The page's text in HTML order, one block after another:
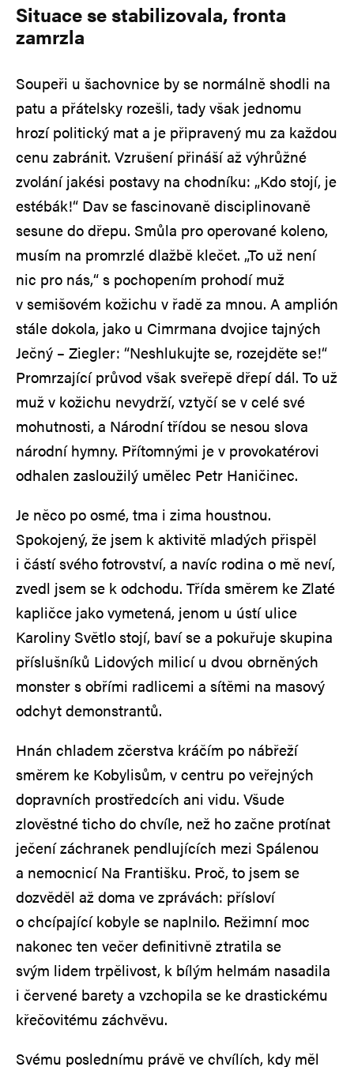
Situace se stabilizovala, fronta
zamrzla
Soupeři u šachovnice by se normálně shodli na
patu a přátelsky rozešli, tady však jednomu
hrozí politický mat a je připravený mu za každou
cenu zabránit. Vzrušení přináší až výhrůžné
zvolání jakési postavy na chodníku: „Kdo stojí, je
estébák!“ Dav se fascinovaně disciplinovaně
sesune do dřepu. Smůla pro operované koleno,
musím na promrzlé dlažbě klečet. „To už není
nic pro nás,“ s pochopením prohodí muž
v semišovém kožichu v řadě za mnou. A amplión
stále dokola, jako u Cimrmana dvojice tajných
Ječný – Ziegler: “Neshlukujte se, rozejděte se!“
Promrzající průvod však sveřepě dřepí dál. To už
muž v kožichu nevydrží, vztyčí se v celé své
mohutnosti, a Národní třídou se nesou slova
národní hymny. Přítomnými je v provokatérovi
odhalen zasloužilý umělec Petr Haničinec.
Je něco po osmé, tma i zima houstnou.
Spokojený, že jsem k aktivitě mladých přispěl
i částí svého fotrovství, a navíc rodina o mě neví,
zvedl jsem se k odchodu. Třída směrem ke Zlaté
kapličce jako vymetená, jenom u ústí ulice
Karoliny Světlo stojí, baví se a pokuřuje skupina
příslušníků Lidových milicí u dvou obrněných
monster s obřími radlicemi a sítěmi na masový
odchyt demonstrantů.
Hnán chladem zčerstva kráčím po nábřeží
směrem ke Kobylisům, v centru po veřejných
dopravních prostředcích ani vidu. Všude
zlověstné ticho do chvíle, než ho začne protínat
ječení záchranek pendlujících mezi Spálenou
a nemocnicí Na Františku. Proč, to jsem se
dozvěděl až doma ve zprávách: přísloví
o chcípající kobyle se naplnilo. Režimní moc
nakonec ten večer definitivně ztratila se
svým lidem trpělivost, k bílým helmám nasadila
i červené barety a vzchopila se ke drastickému
křečovitému záchvěvu.
Svému poslednímu právě ve chvílích, kdy měl